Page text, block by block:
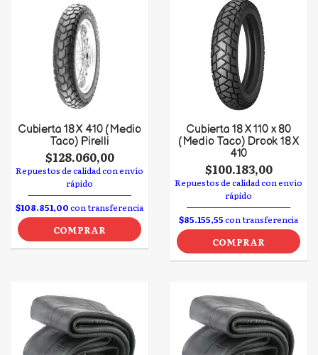
Cubierta 18 X 410 (Medio
Taco) Pirelli
$128.060,00
Repuestos de calidad con envío
rápido
$108.851,00con transferencia
COMPRAR
Cubierta 18 X 110 x 80
(Medio Taco) Drook 18 X
410
$100.183,00
Repuestos de calidad con envío
rápido
$85.155,55con transferencia
COMPRAR